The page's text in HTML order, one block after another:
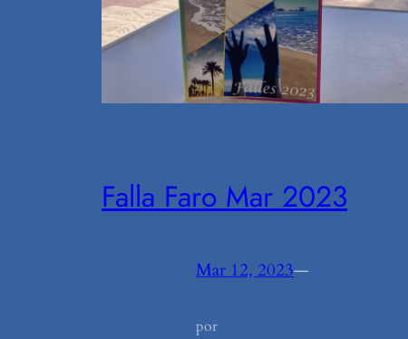
Falla Faro Mar 2023
Mar 12, 2023—
por